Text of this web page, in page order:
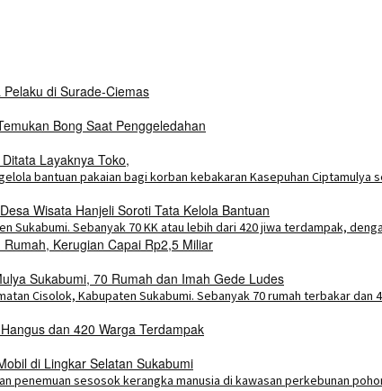
di Surade-Ciemas
Bong Saat Penggeledahan
Layaknya Toko,
Wisata Hanjeli Soroti Tata Kelola Bantuan
Kerugian Capai Rp2,5 Miliar
Sukabumi, 70 Rumah dan Imah Gede Ludes
dan 420 Warga Terdampak
di Lingkar Selatan Sukabumi